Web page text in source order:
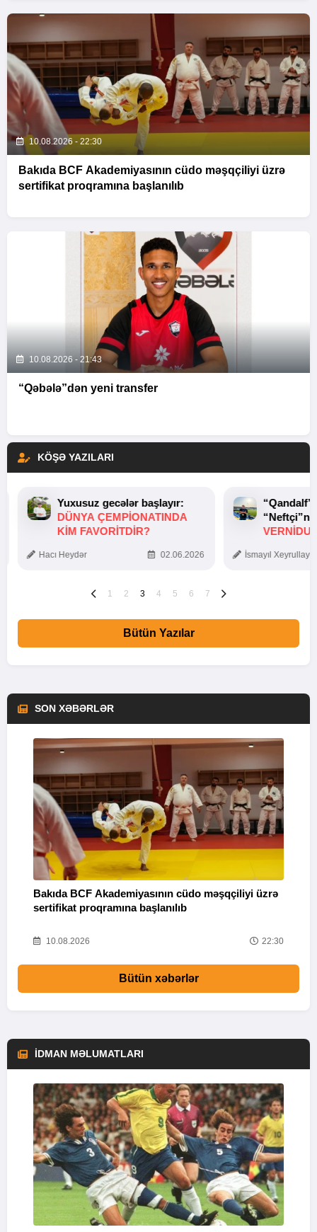
10.08.2026 - 22:30
Bakıda BCF Akademiyasının cüdo məşqçiliyi üzrə
sertifikat proqramına başlanılıb
10.08.2026 - 21:43
“Qəbələ”dən yeni transfer
KÖŞƏ YAZILARI
Yuxusuz gecələr başlayır:
DÜNYA ÇEMPIONATINDA
KIM FAVORITDIR?
Hacı Heydər 02.06.2026 İsmayıl
1 2 3 4 5 6 7
Bütün Yazılar
SON XƏBƏRLƏR
Bakıda BCF Akademiyasının cüdo məşqçiliyi üzrə
sertifikat proqramına başlanılıb
10.08.2026 22:30
Bütün xəbərlər
İDMAN MƏLUMATLARI